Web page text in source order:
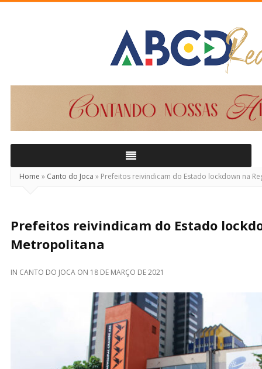
Home » Canto do Joca » Prefeitos reivindicam do Estado lockdown na
Prefeitos reivindicam do Estado
Metropolitana
IN CANTO DO JOCA ON 18 DE MARÇO DE 2021